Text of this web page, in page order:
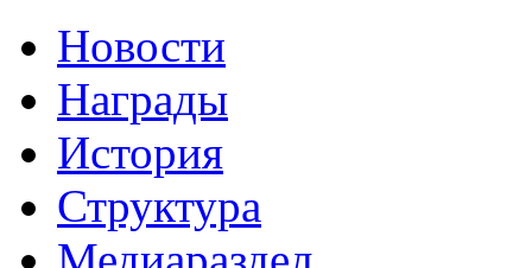
Новости
Награды
История
Структура